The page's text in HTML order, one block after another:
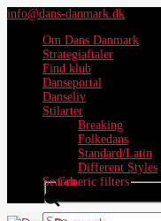
info@dans-danmark.dk
Om Dans Danmark
Strategiaftaler
Find klub
Danseportal
Danseliv
Stilarter
Breaking
Folkedans
Standard/Latin
Different Styles
Search
Generic filters